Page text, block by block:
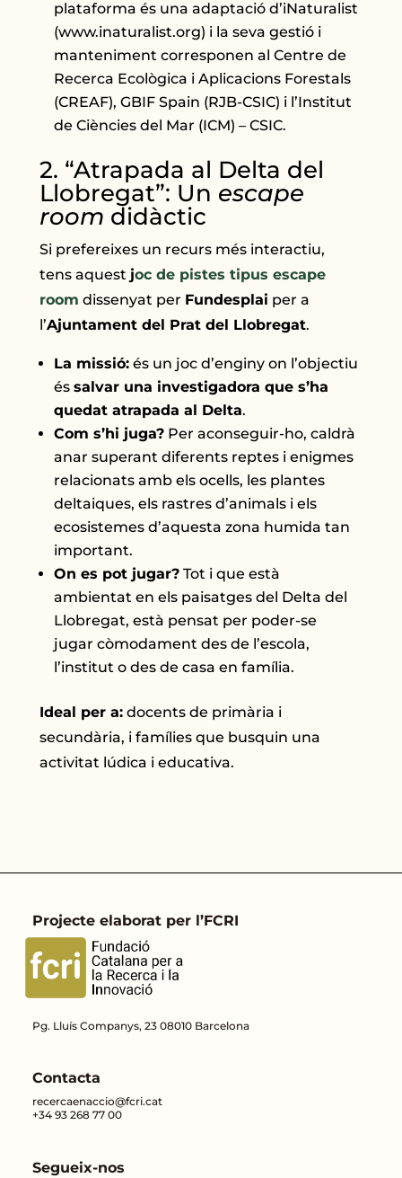
plataforma és una adaptació d’iNaturalist
(www.inaturalist.org) i la seva gestió i
manteniment corresponen al Centre de
Recerca Ecològica i Aplicacions Forestals
(CREAF), GBIF Spain (RJB-CSIC) i l’Institut
de Ciències del Mar (ICM) – CSIC.
2. “Atrapada al Delta del
Llobregat”: Un escape
room didàctic
Si prefereixes un recurs més interactiu,
tens aquest joc de pistes tipus escape
room dissenyat per Fundesplai per a
l’Ajuntament del Prat del Llobregat.
La missió: és un joc d’enginy on l’objectiu
éssalvar una investigadora que s’ha
quedat atrapada al Delta.
Com s’hi juga? Per aconseguir-ho, caldrà
anar superant diferents reptes i enigmes
relacionats amb els ocells, les plantes
deltaiques, els rastres d’animals i els
ecosistemes d’aquesta zona humida tan
important.
On es pot jugar? Tot i que està
ambientat en els paisatges del Delta del
Llobregat, està pensat per poder-se
jugar còmodament des de l’escola,
l’institut o des de casa en família.
Ideal per a: docents de primària i
secundària, i famílies que busquin una
activitat lúdica i educativa.
Projecte elaborat per l’FCRI
Pg. Lluís Companys, 23 08010 Barcelona
Contacta
recercaenaccio@fcri.cat
+34 93 268 77 00
Segueix-nos